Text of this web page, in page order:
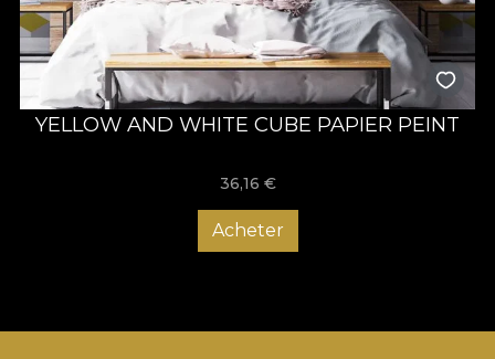
YELLOW AND WHITE CUBE PAPIER PEINT
36,16 €
Acheter